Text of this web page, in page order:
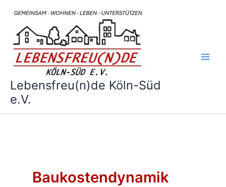
Inhalt
springen
Lebensfreu(n)de Köln-Süd
e.V.
Baukostendynamik